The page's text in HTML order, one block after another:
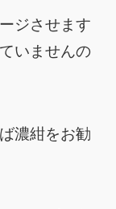
ジさせます
いませんの
濃紺をお勧